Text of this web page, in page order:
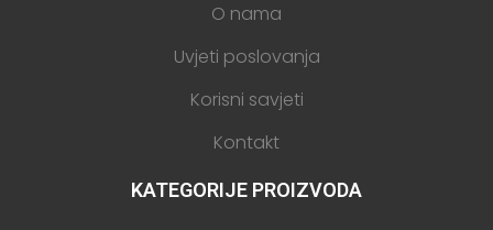
O nama
Uvjeti poslovanja
Korisni savjeti
Kontakt
KATEGORIJE PROIZVODA